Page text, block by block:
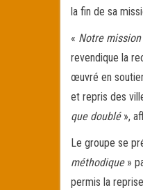
la fin de sa
« Notre
revendique la
œuvré en
et repris des
que doublé»,
Le groupe se
méthodique»
permis la